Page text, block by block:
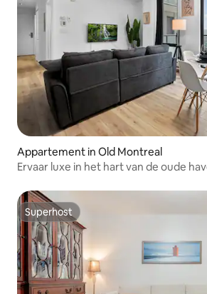
Appartement in Old Montreal
Ervaar luxe in het hart van de oude
Superhost
Superhost